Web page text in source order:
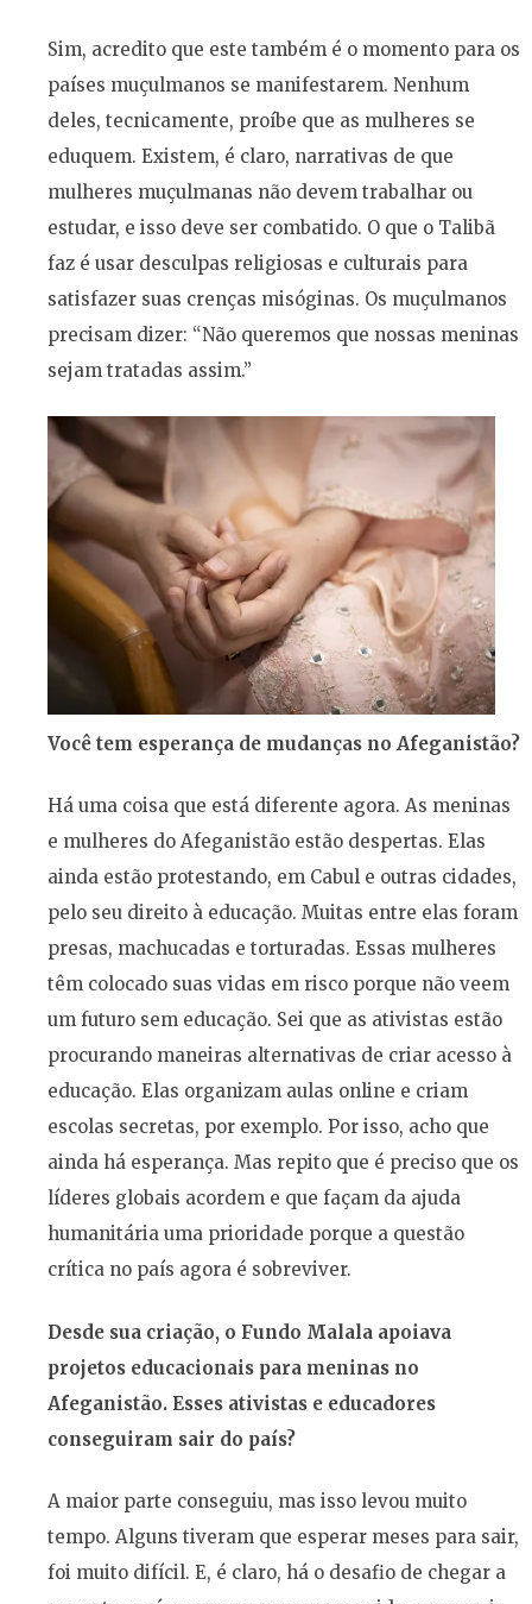
Sim, acredito que este também é o momento para os
países muçulmanos se manifestarem. Nenhum
deles, tecnicamente, proíbe que as mulheres se
eduquem. Existem, é claro, narrativas de que
mulheres muçulmanas não devem trabalhar ou
estudar, e isso deve ser combatido. O que o Talibã
faz é usar desculpas religiosas e culturais para
satisfazer suas crenças misóginas. Os muçulmanos
precisam dizer: “Não queremos que nossas meninas
sejam tratadas assim.”
Você tem esperança de mudanças no Afeganistão?
Há uma coisa que está diferente agora. As meninas
e mulheres do Afeganistão estão despertas. Elas
ainda estão protestando, em Cabul e outras cidades,
pelo seu direito à educação. Muitas entre elas foram
presas, machucadas e torturadas. Essas mulheres
têm colocado suas vidas em risco porque não veem
um futuro sem educação. Sei que as ativistas estão
procurando maneiras alternativas de criar acesso à
educação. Elas organizam aulas online e criam
escolas secretas, por exemplo. Por isso, acho que
ainda há esperança. Mas repito que é preciso que os
líderes globais acordem e que façam da ajuda
humanitária uma prioridade porque a questão
crítica no país agora é sobreviver.
Desde sua criação, o Fundo Malala apoiava
projetos educacionais para meninas no
Afeganistão. Esses ativistas e educadores
conseguiram sair do país?
A maior parte conseguiu, mas isso levou muito
tempo. Alguns tiveram que esperar meses para sair,
foi muito difícil. E, é claro, há o desafio de chegar a